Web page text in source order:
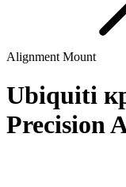
Alignment Mount
Ubiquiti
Precision